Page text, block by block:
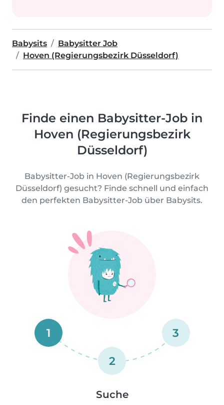
Babysits
Babysitter Job
Hoven (Regierungsbezirk Düsseldorf)
Finde einen Babysitter-Job in
Hoven (Regierungsbezirk
Düsseldorf)
Babysitter-Job in Hoven (Regierungsbezirk
Düsseldorf) gesucht? Finde schnell und einfach
den perfekten Babysitter-Job über Babysits.
1
2
3
Suche